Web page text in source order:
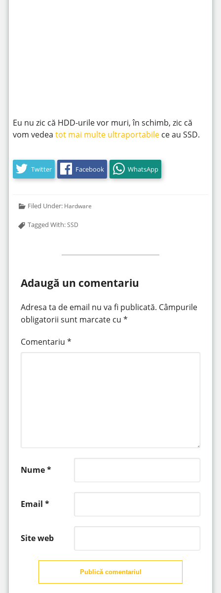
Eu nu zic că HDD-urile vor muri, în schimb, zic că
vom vedea tot mai multe ultraportabilece au SSD.
Twitter Facebook WhatsApp
Filed Under: Hardware
Tagged With:SSD
Adaugă un comentariu
Adresa ta de email nu va fi publicată. Câmpurile
obligatorii sunt marcate cu *
Comentariu *
Nume*
Email *
Site web
Publică comentariul